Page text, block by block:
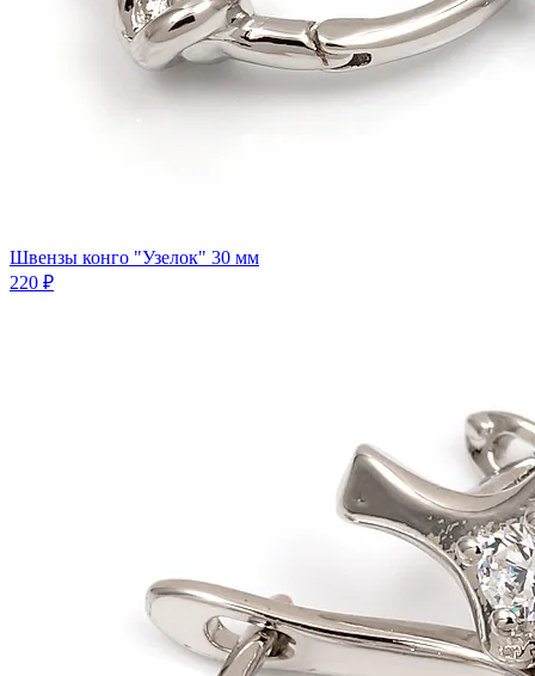
Швензы конго "Узелок" 30 мм
220 ₽